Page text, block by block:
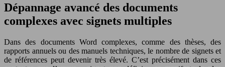
Dépannage avancé des documents
complexes avec signets multiples
Dans des documents Word complexes, comme des thèses, des
rapports annuels ou des manuels techniques, le nombre de signets et
de références peut devenir très élevé. C’est précisément dans ces